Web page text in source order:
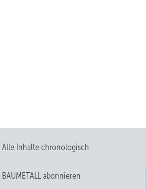
Alle Inhalte chronologisch
BAUMETALL abonnieren